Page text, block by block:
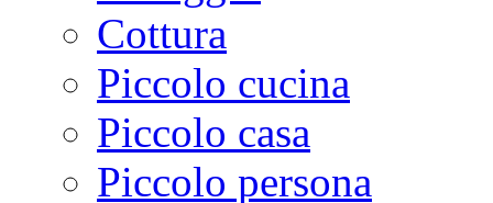
Cottura
Piccolo cucina
Piccolo casa
Piccolo persona